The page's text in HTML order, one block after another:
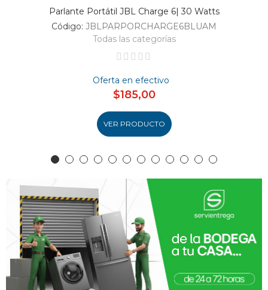
Parlante Portátil JBL Charge 6| 30 Watts
Código: JBLPARPORCHARGE6BLUAM
Todas las categorías
Oferta en efectivo
$185,00
VER PRODUCTO